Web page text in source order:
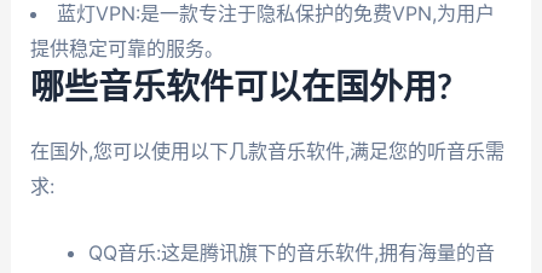
蓝灯VPN:是一款专注于隐私保护的免费VPN,为用户
提供稳定可靠的服务。
哪些音乐软件可以在国外用?
在国外,您可以使用以下几款音乐软件,满足您的听音乐需
求:
QQ音乐:这是腾讯旗下的音乐软件,拥有海量的音